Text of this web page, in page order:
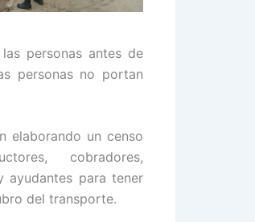
personas antes de
personas no portan
elaborando un censo
cobradores,
ayudantes para tener
del transporte.